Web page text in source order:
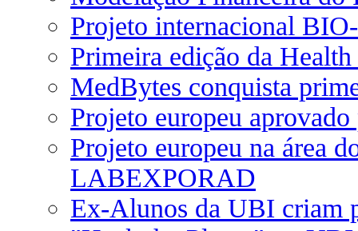
Projeto internacional
Primeira edição da
MedBytes conquista
Projeto europeu
Projeto europeu na área
LABEXPORAD
Ex-Alunos da UBI criam